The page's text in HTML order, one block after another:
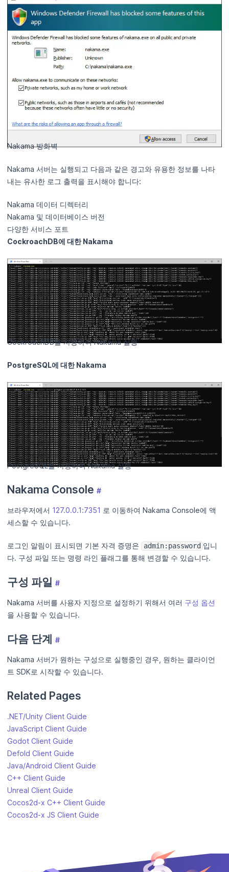
Nakama 방화벽
Nakama 서버는 실행되고 다음과 같은 경고와 유용한 정보를 나타
내는 유사한 로그 출력을 표시해야 합니다:
Nakama 데이터 디렉터리
Nakama 및 데이터베이스 버전
다양한 서비스 포트
CockroachDB에 대한 Nakama
CockroachDB를 사용하여 Nakama 실행
PostgreSQL에 대한 Nakama
PostgreSQL을 사용하여 Nakama 실행
Nakama Console #
브라우저에서 127.0.0.1:7351 로 이동하여 Nakama Console에 액
세스할 수 있습니다.
로그인 알림이 표시되면 기본 자격 증명은 admin:password 입니
다. 구성 파일 또는 명령 라인 플래그를 통해 변경할 수 있습니다.
구성 파일 #
Nakama 서버를 사용자 지정으로 설정하기 위해서 여러 구성 옵션
을 사용할 수 있습니다.
다음 단계 #
Nakama 서버가 원하는 구성으로 실행중인 경우, 원하는 클라이언
트 SDK로 시작할 수 있습니다.
Related Pages
.NET/Unity Client Guide
JavaScript Client Guide
Godot Client Guide
Defold Client Guide
Java/Android Client Guide
C++ Client Guide
Unreal Client Guide
Cocos2d-x C++ Client Guide
Cocos2d-x JS Client Guide